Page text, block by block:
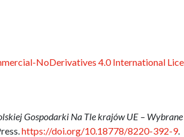
NoDerivatives 4.0 International
Gospodarki Na Tle krajów UE – Wybrane
https://doi.org/10.18778/8220-392-9.